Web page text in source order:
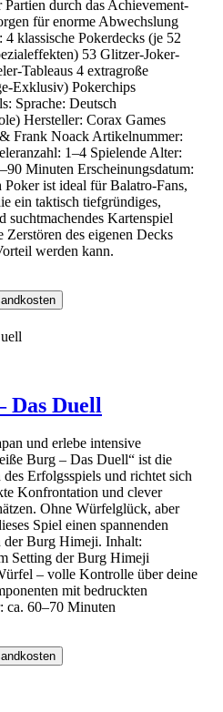
durch das Achievement-
für enorme Abwechslung
klassische Pokerdecks (je 52
53 Glitzer-Joker-
Tableaus 4 extragroße
Exklusiv) Pokerchips
Sprache: Deutsch
Hersteller: Corax Games
Frank Noack Artikelnummer:
1–4 Spielende Alter:
Minuten Erscheinungsdatum:
ist ideal für Balatro-Fans,
ein taktisch tiefgründiges,
suchtmachendes Kartenspiel
Zerstören des eigenen Decks
werden kann.
Das Duell
und erlebe intensive
Burg – Das Duell“ ist die
Erfolgsspiels und richtet sich
Konfrontation und clever
Ohne Würfelglück, aber
Spiel einen spannenden
der Burg Himeji. Inhalt:
Setting der Burg Himeji
– volle Kontrolle über deine
mit bedruckten
ca. 60–70 Minuten